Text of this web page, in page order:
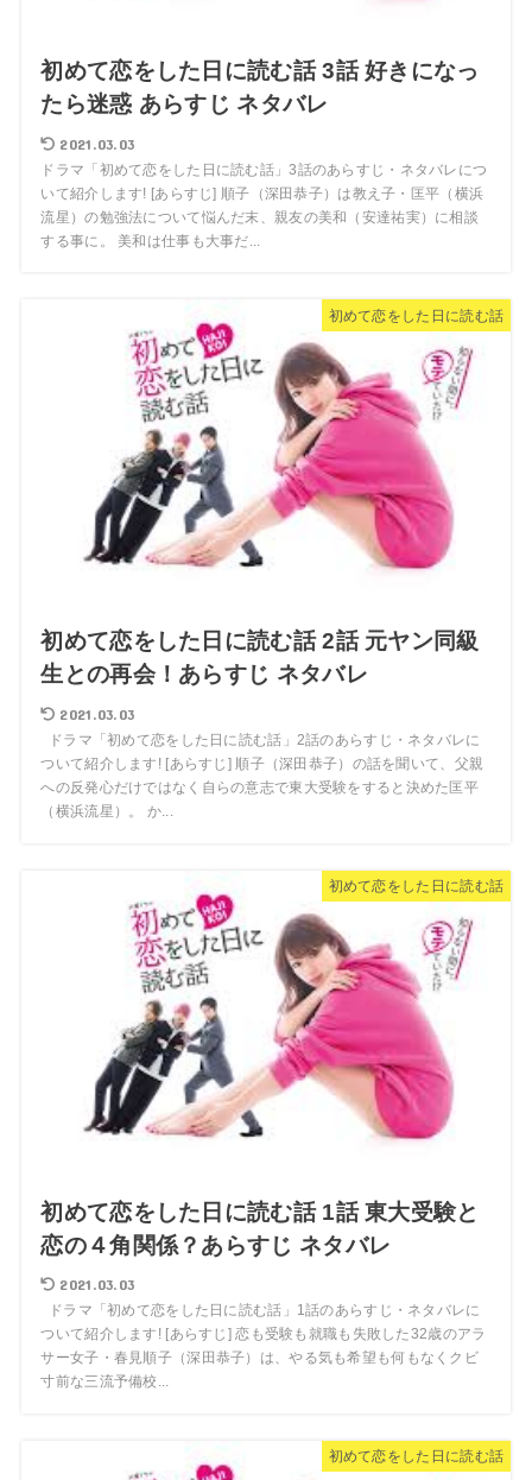
初めて恋をした日に読む話 3話 好きになっ
たら迷惑 あらすじ ネタバレ
2021.03.03
ドラマ「初めて恋をした日に読む話」3話のあらすじ・ネタバレにつ
いて紹介します! [あらすじ] 順子（深田恭子）は教え子・匡平（横浜
流星）の勉強法について悩んだ末、親友の美和（安達祐実）に相談
する事に。 美和は仕事も大事だ...
初めて恋をした日に読む話
初めて恋をした日に読む話 2話 元ヤン同級
生との再会！あらすじ ネタバレ
2021.03.03
ドラマ「初めて恋をした日に読む話」2話のあらすじ・ネタバレに
ついて紹介します! [あらすじ] 順子（深田恭子）の話を聞いて、父親
への反発心だけではなく自らの意志で東大受験をすると決めた匡平
（横浜流星）。 か...
初めて恋をした日に読む話
初めて恋をした日に読む話 1話 東大受験と
恋の４角関係？あらすじ ネタバレ
2021.03.03
ドラマ「初めて恋をした日に読む話」1話のあらすじ・ネタバレに
ついて紹介します! [あらすじ] 恋も受験も就職も失敗した32歳のアラ
サー女子・春見順子（深田恭子）は、やる気も希望も何もなくクビ
寸前な三流予備校...
初めて恋をした日に読む話